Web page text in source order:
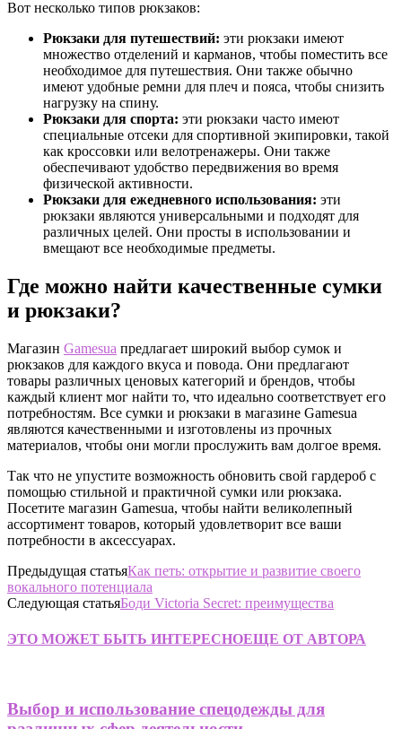
Вот несколько типов рюкзаков:
Рюкзаки для путешествий: эти рюкзаки имеют
множество отделений и карманов, чтобы поместить все
необходимое для путешествия. Они также обычно
имеют удобные ремни для плеч и пояса, чтобы снизить
нагрузку на спину.
Рюкзаки для спорта: эти рюкзаки часто имеют
специальные отсеки для спортивной экипировки, такой
как кроссовки или велотренажеры. Они также
обеспечивают удобство передвижения во время
физической активности.
Рюкзаки для ежедневного использования: эти
рюкзаки являются универсальными и подходят для
различных целей. Они просты в использовании и
вмещают все необходимые предметы.
Где можно найти качественные сумки
и рюкзаки?
Магазин Gamesua предлагает широкий выбор сумок и
рюкзаков для каждого вкуса и повода. Они предлагают
товары различных ценовых категорий и брендов, чтобы
каждый клиент мог найти то, что идеально соответствует его
потребностям. Все сумки и рюкзаки в магазине Gamesua
являются качественными и изготовлены из прочных
материалов, чтобы они могли прослужить вам долгое время.
Так что не упустите возможность обновить свой гардероб с
помощью стильной и практичной сумки или рюкзака.
Посетите магазин Gamesua, чтобы найти великолепный
ассортимент товаров, который удовлетворит все ваши
потребности в аксессуарах.
Предыдущая статьяКак петь: открытие и развитие своего
вокального потенциала
Следующая статьяБоди Victoria Secret: преимущества
ЭТО МОЖЕТ БЫТЬ ИНТЕРЕСНОЕЩЕ ОТ АВТОРА
Выбор и использование спецодежды для